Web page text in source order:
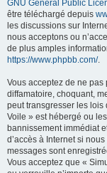
GNU General Public
être téléchargé depuis
les discussions sur
nous acceptons ou
de plus amples
https://www.phpbb.com/.
Vous acceptez de ne
diffamatoire, choquant,
peut transgresser les lois
Voile » est hébergé ou
bannissement immédiat
d’accès à Internet si
messages sont
Vous acceptez que «